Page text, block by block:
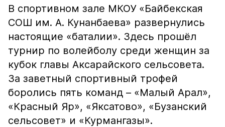
В спортивном зале МКОУ «Байбекская
СОШ им. А. Кунанбаева» развернулись
настоящие «баталии». Здесь прошёл
турнир по волейболу среди женщин за
кубок главы Аксарайского сельсовета.
За заветный спортивный трофей
боролись пять команд – «Малый Арал»,
«Красный Яр», «Яксатово», «Бузанский
сельсовет» и «Курмангазы».